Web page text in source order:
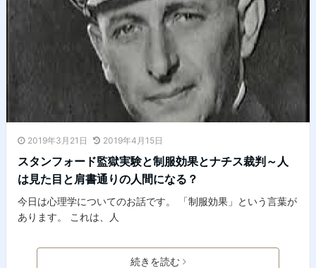
2019年3月21日 2019年4月15日
スタンフォード監獄実験と制服効果とナチス裁判～人
は見た目と肩書通りの人間になる？
今日は心理学についてのお話です。 「制服効果」という言葉が
あります。 これは、人
続きを読む